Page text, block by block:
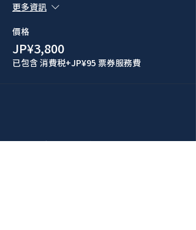
更多資訊
價格
JP¥3,800
已包含 消費税+JP¥95 票券服務費
このイベントをシェア